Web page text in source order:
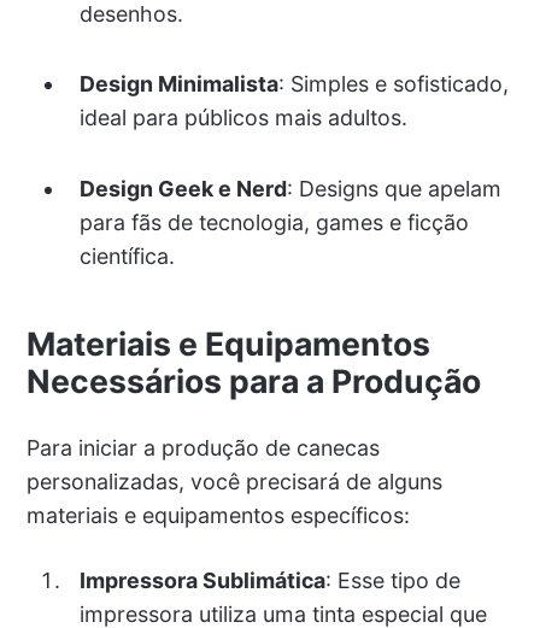
desenhos.
Design Minimalista: Simples e sofisticado,
ideal para públicos mais adultos.
Design Geek e Nerd: Designs que apelam
para fãs de tecnologia, games e ficção
científica.
Materiais e Equipamentos
Necessários para a Produção
Para iniciar a produção de canecas
personalizadas, você precisará de alguns
materiais e equipamentos específicos:
Impressora Sublimática: Esse tipo de
impressora utiliza uma tinta especial que